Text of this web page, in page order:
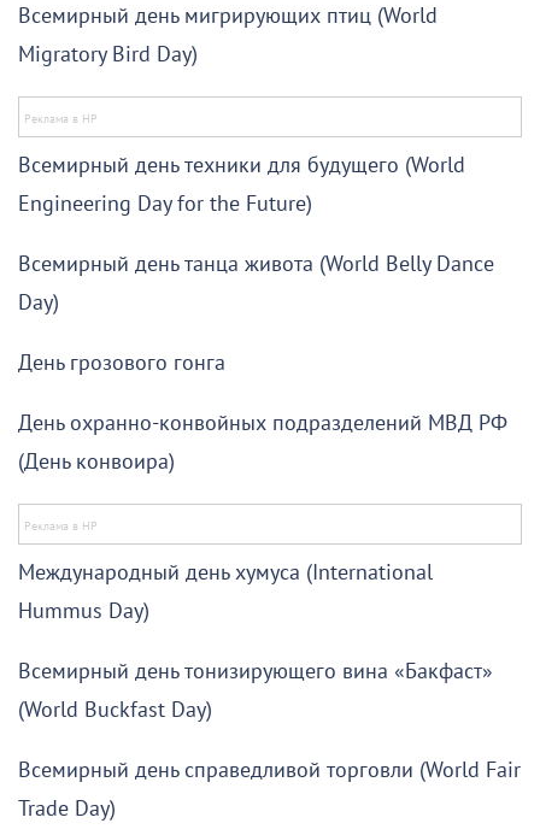
Всемирный день мигрирующих птиц (World
Migratory Bird Day)
Всемирный день техники для будущего (World
Engineering Day for the Future)
Всемирный день танца живота (World Belly Dance
Day)
День грозового гонга
День охранно-конвойных подразделений МВД РФ
(День конвоира)
Международный день хумуса (International
Hummus Day)
Всемирный день тонизирующего вина «Бакфаст»
(World Buckfast Day)
Всемирный день справедливой торговли (World Fair
Trade Day)